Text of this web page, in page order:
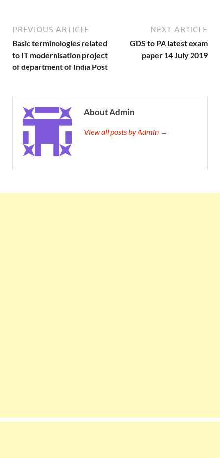
PREVIOUS ARTICLE
Basic terminologies related
to IT modernisation project
of department of India Post
NEXT ARTICLE
GDS to PA latest exam
paper 14 July 2019
About Admin
View all posts by Admin →